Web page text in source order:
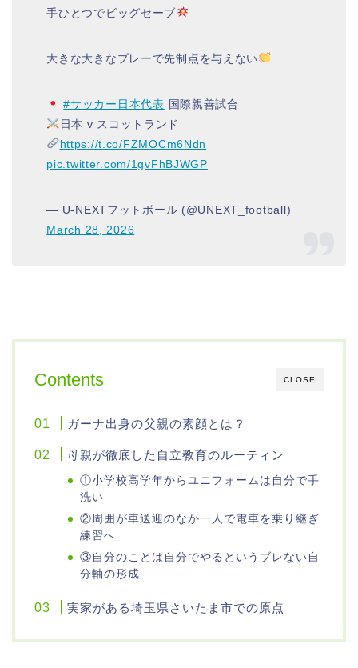
手ひとつでビッグセーブ
大きな大きなプレーで先制点を与えない
#サッカー日本代表 国際親善試合
日本 v スコットランド
https://t.co/FZMOCm6Ndn
pic.twitter.com/1gvFhBJWGP
— U-NEXTフットボール (@UNEXT_football)
March 28, 2026
CLOSE
Contents
ガーナ出身の父親の素顔とは？
母親が徹底した自立教育のルーティン
①小学校高学年からユニフォームは自分で手
洗い
②周囲が車送迎のなか一人で電車を乗り継ぎ
練習へ
③自分のことは自分でやるというブレない自
分軸の形成
実家がある埼玉県さいたま市での原点